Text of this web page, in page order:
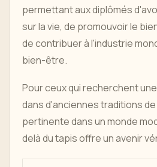
permettant aux diplômés
sur la vie, de promouvoir le
de contribuer à l'industrie
bien-être.
Pour ceux qui recherchent
dans d'anciennes traditions
pertinente dans un monde
delà du tapis offre un avenir